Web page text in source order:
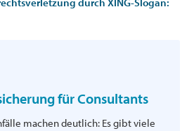
für Consultants
machen deutlich: Es gibt viele